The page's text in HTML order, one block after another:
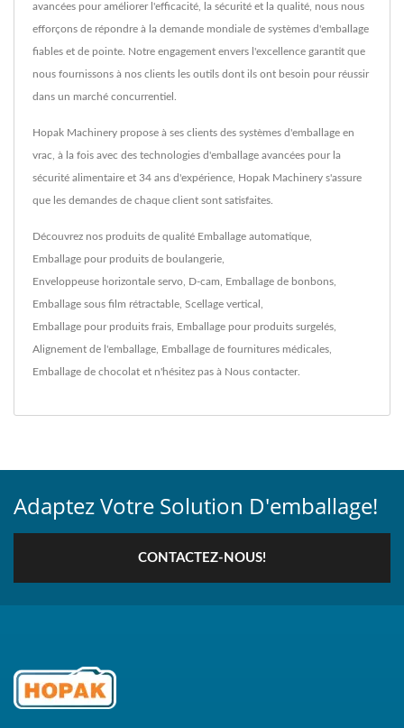
avancées pour améliorer l'efficacité, la sécurité et la qualité, nous nous
efforçons de répondre à la demande mondiale de systèmes d'emballage
fiables et de pointe. Notre engagement envers l'excellence garantit que
nous fournissons à nos clients les outils dont ils ont besoin pour réussir
dans un marché concurrentiel.
Hopak Machinery propose à ses clients des systèmes d'emballage en
vrac, à la fois avec des technologies d'emballage avancées pour la
sécurité alimentaire et 34 ans d'expérience, Hopak Machinery s'assure
que les demandes de chaque client sont satisfaites.
Découvrez nos produits de qualité Emballage automatique
Emballage pour produits de boulangerie
Enveloppeuse horizontale servo D-cam Emballage de bonbons
Emballage sous film rétractable Scellage vertical
Emballage pour produits frais Emballage pour produits surgelés
Alignement de l'emballage Emballage de fournitures médicales
Emballage de chocolat et n'hésitez pas à Nous contacter.
Adaptez Votre Solution D'emballage!
CONTACTEZ-NOUS!